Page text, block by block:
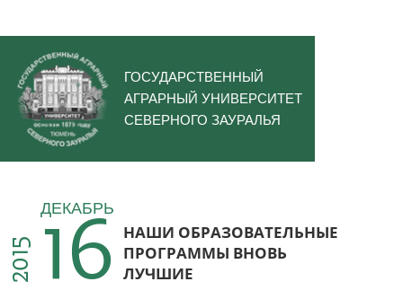
ГОСУДАРСТВЕННЫЙ
АГРАРНЫЙ УНИВЕРСИТЕТ
СЕВЕРНОГО ЗАУРАЛЬЯ
2015
ДЕКАБРЬ
16 НАШИ ОБРАЗОВАТЕЛЬНЫЕ
ПРОГРАММЫ ВНОВЬ
ЛУЧШИЕ